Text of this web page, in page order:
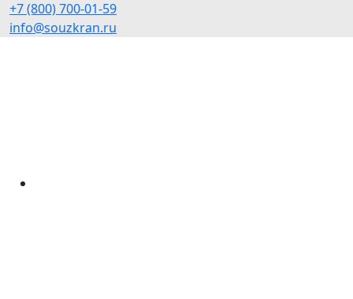
+7 (800) 700-01-59
info@souzkran.ru